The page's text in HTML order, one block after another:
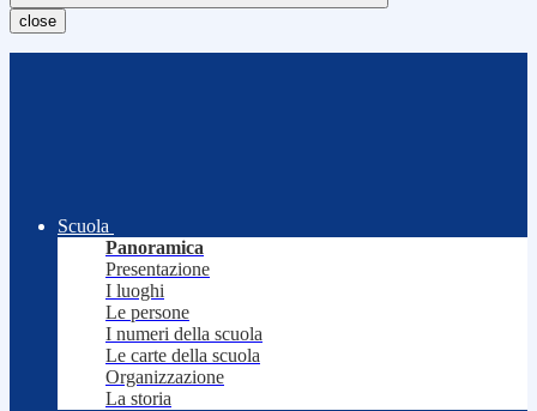
close
Scuola
Panoramica
Presentazione
I luoghi
Le persone
I numeri della scuola
Le carte della scuola
Organizzazione
La storia